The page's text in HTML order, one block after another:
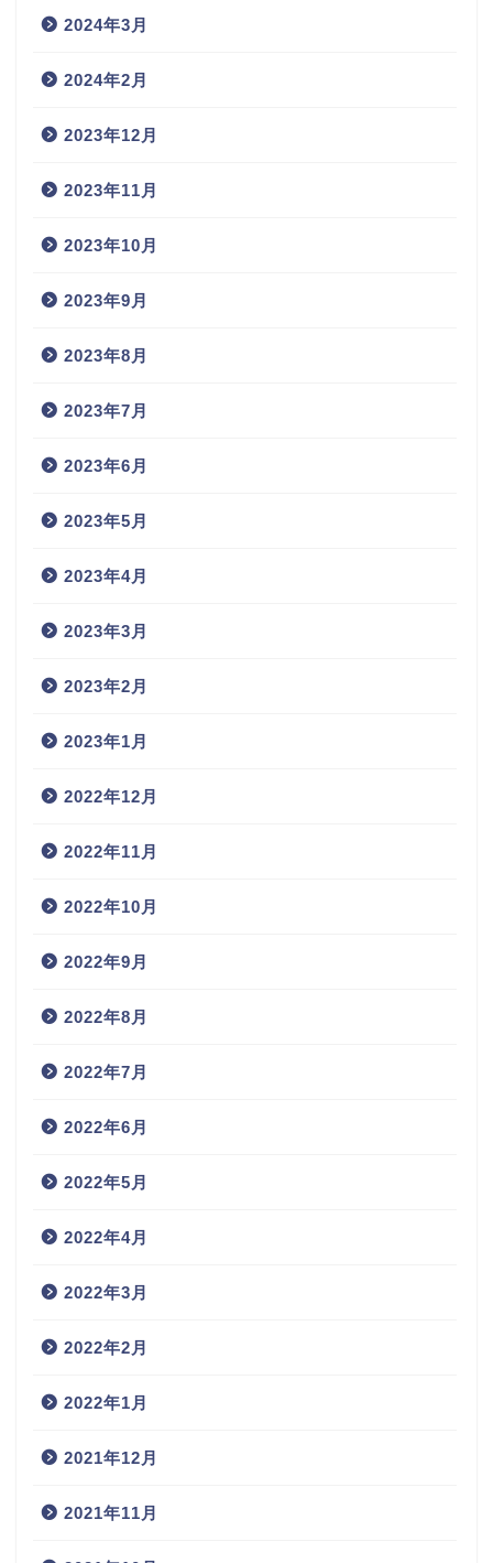
2024年3月
2024年2月
2023年12月
2023年11月
2023年10月
2023年9月
2023年8月
2023年7月
2023年6月
2023年5月
2023年4月
2023年3月
2023年2月
2023年1月
2022年12月
2022年11月
2022年10月
2022年9月
2022年8月
2022年7月
2022年6月
2022年5月
2022年4月
2022年3月
2022年2月
2022年1月
2021年12月
2021年11月